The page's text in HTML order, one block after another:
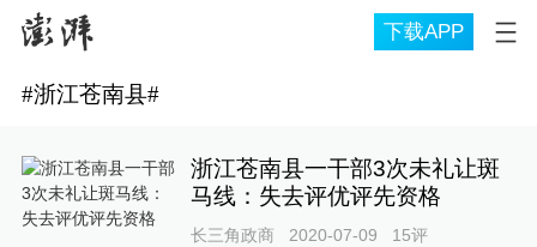
下载APP
#浙江苍南县#
浙江苍南县一干部3次未礼让斑
马线：失去评优评先资格
长三角政商 2020-07-09 15评